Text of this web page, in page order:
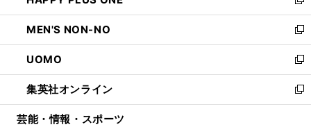
開
く
ウ
で
開
く
ン
ド
ウ
で
開
く
ウ
ィ
ン
ド
ウ
で
開
新
し
い
ウ
ィ
ン
ド
ウ
MEN'S NON-NO
新
し
い
ウ
ィ
ン
UOMO
新
し
い
ウ
集英社オンライン
新
し
芸能・情報・スポーツ